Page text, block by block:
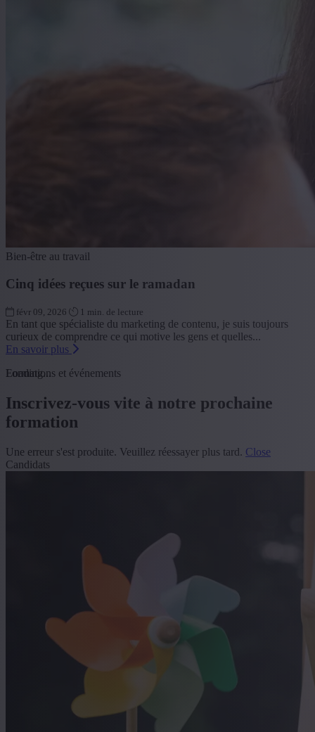
Bien-être au travail
Cinq idées reçues sur le ramadan
févr 09, 2026 1 min. de lecture
En tant que spécialiste du marketing de contenu, je suis toujours
curieux de comprendre ce qui motive les gens et quelles...
En savoir plus
Loading...
Formations et événements
Inscrivez-vous vite à notre prochaine
formation
Une erreur s'est produite. Veuillez réessayer plus tard. Close
Candidats